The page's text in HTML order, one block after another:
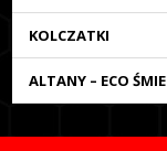
KOLCZATKI
ALTANY – ECO